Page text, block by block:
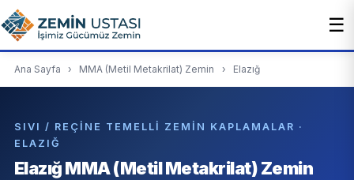
☰
Ana Sayfa › MMA (Metil Metakrilat) Zemin › Elazığ
SIVI / REÇINE TEMELLI ZEMIN KAPLAMALAR ·
ELAZIĞ
Elazığ MMA (Metil Metakrilat) Zemin